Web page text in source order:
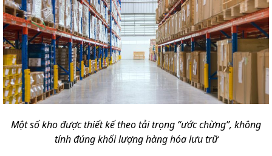
Một số kho được thiết kế theo tải trọng “ước chừng”, không
tính đúng khối lượng hàng hóa lưu trữ